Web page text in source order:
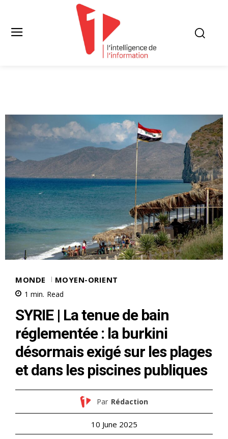
MONDE MOYEN-ORIENT
1 min. Read
SYRIE | La tenue de bain
réglementée : la burkini
désormais exigé sur les plages
et dans les piscines publiques
Par Rédaction
10 June 2025